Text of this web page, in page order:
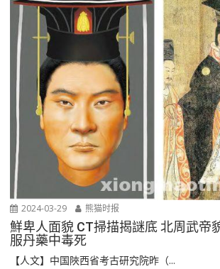
2024-03-29 熊猫时报
鮮卑人面貌 CT掃描揭謎底 北周武帝
服丹藥中毒死
【人文】中国陜西省考古研究院昨（...